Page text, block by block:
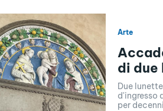
Arte
di due
Due
d'ingresso
per